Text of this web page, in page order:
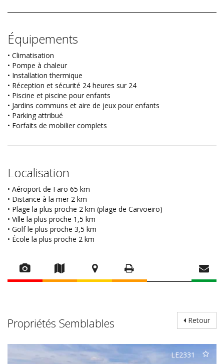
Équipements
• Climatisation
• Pompe à chaleur
• Installation thermique
• Réception et sécurité 24 heures sur 24
• Piscine et piscine pour enfants
• Jardins communs et aire de jeux pour enfants
• Parking attribué
• Forfaits de mobilier complets
Localisation
• Aéroport de Faro 65 km
• Distance à la mer 2 km
• Plage la plus proche 2 km (plage de Carvoeiro)
• Ville la plus proche 1,5 km
• Golf le plus proche 3,5 km
• École la plus proche 2 km
Retour
Propriétés Semblables
LE2331